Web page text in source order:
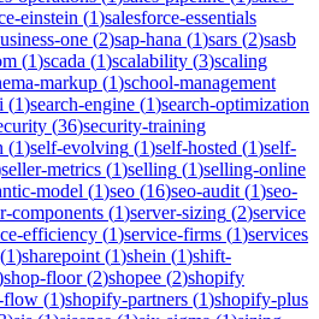
einstein (1)salesforce-essentials
one (2)sap-hana (1)sars (2)sasb
(1)scada (1)scalability (3)scaling
markup (1)school-management
(1)search-engine (1)search-optimization
(36)security-training
(1)self-evolving (1)self-hosted (1)self-
seller-metrics (1)selling (1)selling-online
model (1)seo (16)seo-audit (1)seo-
components (1)server-sizing (2)service
efficiency (1)service-firms (1)services
(1)sharepoint (1)shein (1)shift-
shop-floor(2)shopee (2)shopify
flow (1)shopify-partners (1)shopify-plus